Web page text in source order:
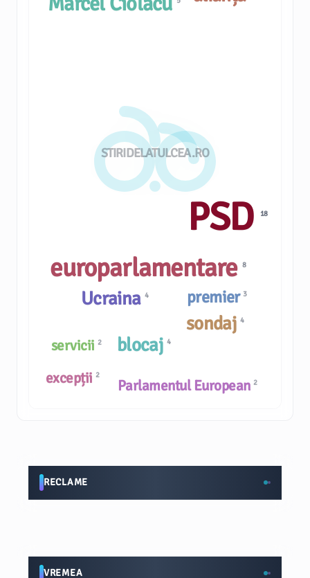
STIRIDELATULCEA.RO
europarlamentare8
Parlamentul European 2
excepții 2
Ucraina 4
servicii 2
premier 3
sondaj4
PSD 18
blocaj4
RECLAME
VREMEA